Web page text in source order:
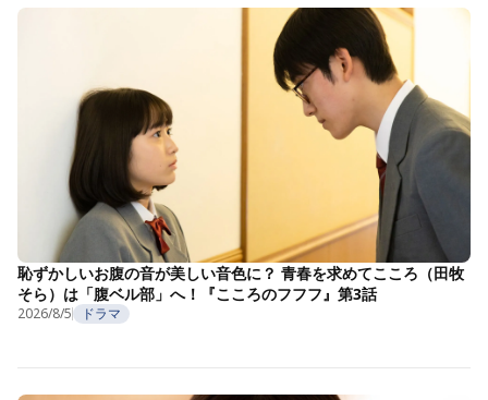
恥ずかしいお腹の音が美しい音色に？ 青春を求めてこころ（田牧
そら）は「腹ベル部」へ！『こころのフフフ』第3話
2026/8/5 ドラマ